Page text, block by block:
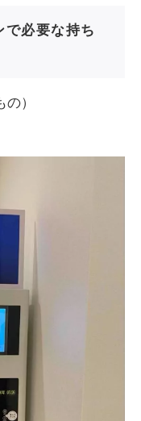
で必要な持ち
）